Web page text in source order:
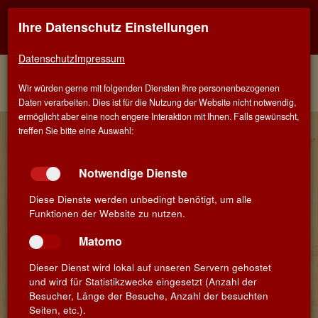
Weinberater
Cabernet Sauvignon
Finden Sie Ihren Lieblingswein!
Cabernet Sauvignon, die rote
Edelrebsorte aus Bordeaux
Die Magie der Cabernet Sauvignon Rebe ist eng mit Bordeaux
verknüpft. Wahrscheinlich wurde sie dort Anfang des 19.
Jahrhunderts aus einer Kreuzung von Cabernet Franc und
Ihre Datenschutz Einstellungen
DatenschutzImpressum
Wir würden gerne mit folgenden Diensten Ihre personenbezogenen
Daten verarbeiten. Dies ist für die Nutzung der Website nicht notwendig,
ermöglicht aber eine noch engere Interaktion mit Ihnen. Falls gewünscht,
treffen Sie bitte eine Auswahl:
Notwendige Dienste
Diese Dienste werden unbedingt benötigt, um alle
Funktionen der Website zu nutzen.
Matomo
Dieser Dienst wird lokal auf unseren Servern gehostet
und wird für Statistikzwecke eingesetzt (Anzahl der
Besucher, Länge der Besuche, Anzahl der besuchten
Seiten, etc.).